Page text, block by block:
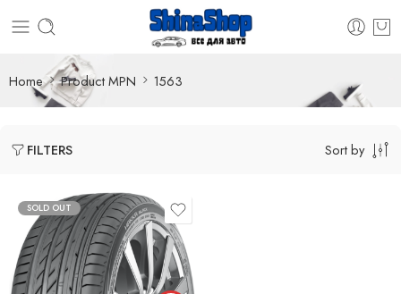
Home Product MPN 1563
FILTERS Sort by
SOLD OUT